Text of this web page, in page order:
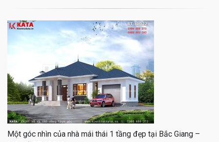
Một góc nhìn của nhà mái thái 1 tầng đẹp tại Bắc Giang –